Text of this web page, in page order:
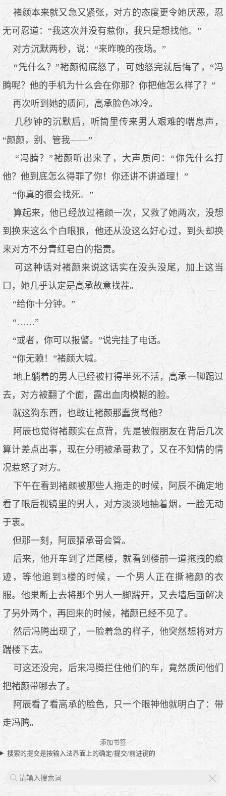
褚颜本来就又急又紧张，对方的态度更令她厌恶，忍
无可忍道：“我这次并没有惹你，我只是想找他。”
对方沉默两秒，说：“来昨晚的夜场。”
“凭什么？”褚颜彻底怒了，可她怒完就后悔了，“冯
腾呢？他的手机为什么会在你那？你把他怎么样了？”
再次听到她的质问，高承脸色冰冷。
几秒钟的沉默后，听筒里传来男人艰难的喘息声，
“颜颜，别、管我——”
“冯腾？”褚颜听出来了，大声质问：“你凭什么打
他？他到底怎么得罪了你！你还讲不讲道理！”
“你真的很会找死。”
算起来，他已经放过褚颜一次，又救了她两次，没想
到换来这么个白眼狼，他还从没这么好心过，到头却换
来对方不分青红皂白的指责。
可这种话对褚颜来说这话实在没头没尾，加上这当
口，她几乎认定是高承故意找茬。
“给你十分钟。”
“……”
“或者，你可以报警。”说完挂了电话。
“你无赖！”褚颜大喊。
地上躺着的男人已经被打得半死不活，高承一脚踢过
去，对方被翻了个面，露出血肉模糊的脸。
就这狗东西，也敢让褚颜那蠢货骂他？
阿辰也觉得褚颜实在点背，先是被假朋友在背后几次
算计差点出事，现在分明被承哥救了，又在不知情的情
况惹怒了对方。
下午在看到褚颜被那些人拖走的时候，阿辰不确定地
看了眼后视镜里的男人，对方淡淡地抽着烟，一脸无动
于衷。
但那一刻，阿辰猜承哥会管。
后来，他开车到了烂尾楼，就看到楼前一道拖拽的痕
迹，等他追到3楼的时候，一个男人正在撕褚颜的衣
服。他果断上去将那个男人一脚踹开，又去墙后面解决
了另外两个，再回来的时候，褚颜已经不见了。
然后冯腾出现了，一脸着急的样子，他突然想将对方
踹楼下去。
可这还没完，后来冯腾拦住他们的车，竟然质问他们
把褚颜带哪去了。
阿辰看了看高承的脸色，只一个眼神他就明白了：带
走冯腾。
添加书签
搜索的提交是按输入法界面上的确定/提交/前进键的